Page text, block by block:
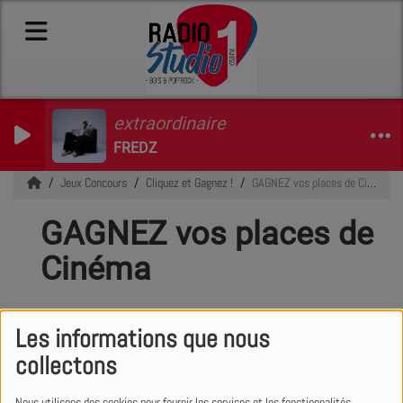
Les informations que nous
collectons
extraordinaire
FREDZ
Jeux Concours Cliquez et Gagnez ! GAGNEZ vos places de Cinéma
GAGNEZ vos places de
Cinéma